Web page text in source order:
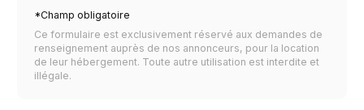
*Champ obligatoire
Ce formulaire est exclusivement réservé aux demandes de
renseignement auprès de nos annonceurs, pour la location
de leur hébergement. Toute autre utilisation est interdite et
illégale.